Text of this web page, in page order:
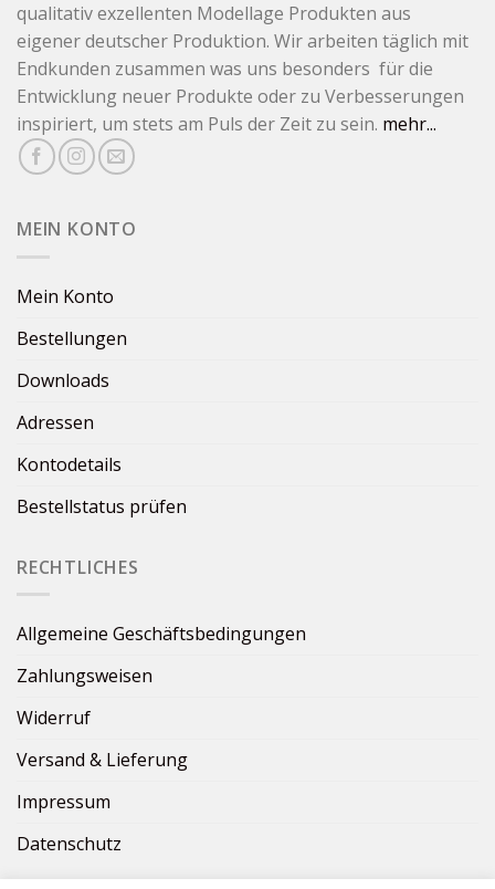
qualitativ exzellenten Modellage Produkten aus
eigener deutscher Produktion. Wir arbeiten täglich mit
Endkunden zusammen was uns besonders für die
Entwicklung neuer Produkte oder zu Verbesserungen
inspiriert, um stets am Puls der Zeit zu sein. mehr...
MEIN KONTO
Mein Konto
Bestellungen
Downloads
Adressen
Kontodetails
Bestellstatus prüfen
RECHTLICHES
Allgemeine Geschäftsbedingungen
Zahlungsweisen
Widerruf
Versand & Lieferung
Impressum
Datenschutz